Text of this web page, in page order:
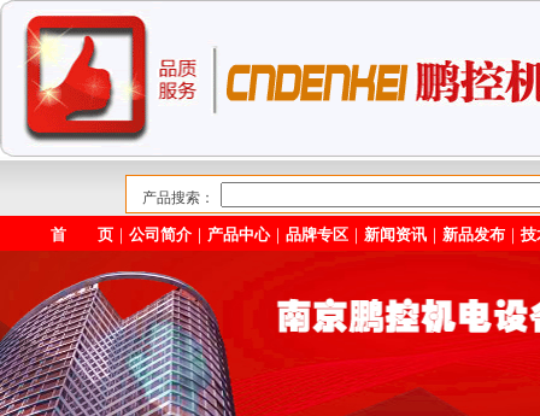
产品搜索：
首 页 ｜公司简介 ｜ 产品中心｜品牌专区 ｜新闻资讯 ｜新品发布 ｜技